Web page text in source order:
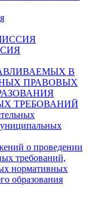
В
ПРАВОВЫХ
ТРЕБОВАНИЙ
о проведении
требований,
нормативных
образования